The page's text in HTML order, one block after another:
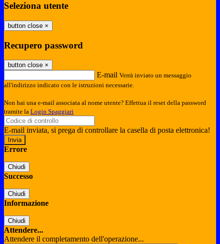
Seleziona utente
button close ×
Recupero password
button close ×
E-mail Verrà inviato un messaggio
all'indirizzo indicato con le istruzioni necessarie.
Non hai una e-mail associata al nome utente? Effettua il reset della password
tramite la Login Spaggiari
E-mail inviata, si prega di controllare la casella di posta elettronica!
Errore
Chiudi
Successo
Chiudi
Informazione
Chiudi
Attendere...
Attendere il completamento dell'operazione...